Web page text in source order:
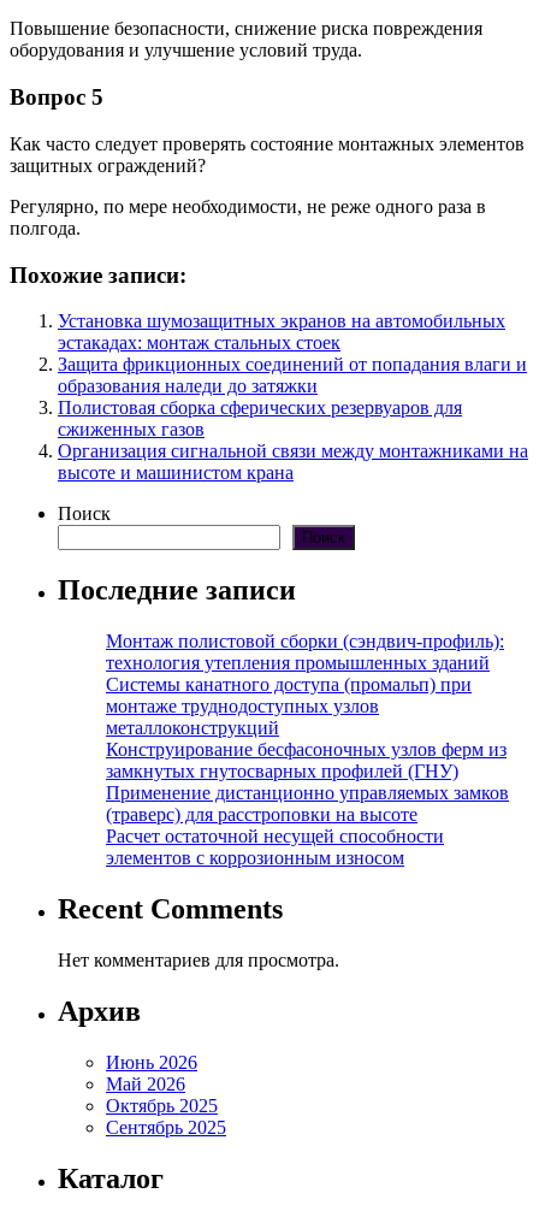
Повышение безопасности, снижение риска повреждения
оборудования и улучшение условий труда.
Вопрос 5
Как часто следует проверять состояние монтажных элементов
защитных ограждений?
Регулярно, по мере необходимости, не реже одного раза в
полгода.
Похожие записи:
Установка шумозащитных экранов на автомобильных
эстакадах: монтаж стальных стоек
Защита фрикционных соединений от попадания влаги и
образования наледи до затяжки
Полистовая сборка сферических резервуаров для
сжиженных газов
Организация сигнальной связи между монтажниками на
высоте и машинистом крана
Поиск
Поиск
Последние записи
Монтаж полистовой сборки (сэндвич-профиль):
технология утепления промышленных зданий
Системы канатного доступа (промальп) при
монтаже труднодоступных узлов
металлоконструкций
Конструирование бесфасоночных узлов ферм из
замкнутых гнутосварных профилей (ГНУ)
Применение дистанционно управляемых замков
(траверс) для расстроповки на высоте
Расчет остаточной несущей способности
элементов с коррозионным износом
Recent Comments
Нет комментариев для просмотра.
Архив
Июнь 2026
Май 2026
Октябрь 2025
Сентябрь 2025
Каталог